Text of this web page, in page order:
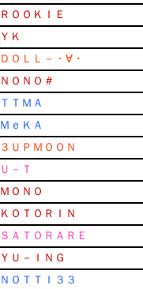
ＲＯＯＫＩＥ
ＹＫ
ＤＯＬＬ－・∀・
ＮＯＮＯ＃
ＴＴＭＡ
ＭｅＫＡ
３ＵＰＭＯＯＮ
Ｕ－Ｔ
ＭＯＮＯ
ＫＯＴＯＲＩＮ
ＳＡＴＯＲＡＲＥ
ＹＵ－ＩＮＧ
ＮＯＴＴＩ３３